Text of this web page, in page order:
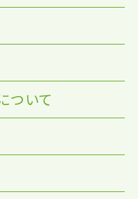
ついて